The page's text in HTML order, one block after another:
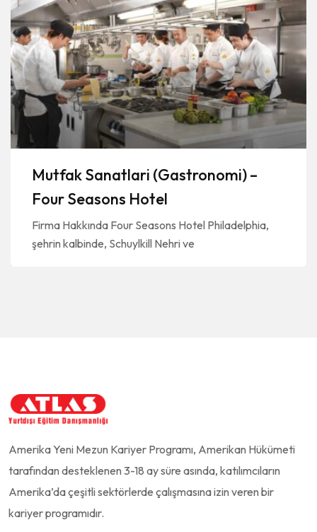
Mutfak Sanatlari (Gastronomi) –
Four Seasons Hotel
Firma Hakkında Four Seasons Hotel Philadelphia,
şehrin kalbinde, Schuylkill Nehri ve
Amerika Yeni Mezun Kariyer Programı, Amerikan Hükümeti
tarafından desteklenen 3-18 ay süre asında, katılımcıların
Amerika’da çeşitli sektörlerde çalışmasına izin veren bir
kariyer programıdır.